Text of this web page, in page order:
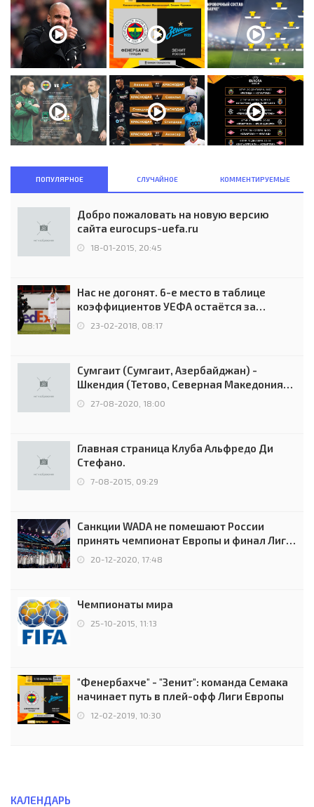
ПОПУЛЯРНОЕ СЛУЧАЙНОЕ КОММЕНТИРУЕМЫЕ
Добро пожаловать на новую версию
сайта eurocups-uefa.ru
18-01-2015, 20:45
Нас не догонят. 6-е место в таблице
коэффициентов УЕФА остаётся за
Россией
23-02-2018, 08:17
Сумгаит (Сумгаит, Азербайджан) -
Шкендия (Тетово, Северная Македония) -
0:2 (0:0)
27-08-2020, 18:00
Главная страница Клуба Альфредо Ди
Стефано.
7-08-2015, 09:29
Санкции WADA не помешают России
принять чемпионат Европы и финал Лиги
чемпионов.
20-12-2020, 17:48
Чемпионаты мира
25-10-2015, 11:13
"Фенербахче" - "Зенит": команда Семака
начинает путь в плей-офф Лиги Европы
12-02-2019, 10:30
КАЛЕНДАРЬ